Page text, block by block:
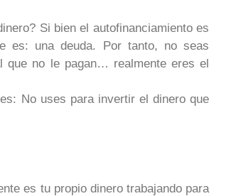
Si bien el autofinanciamiento es
es: una deuda. Por tanto, no seas
que no le pagan… realmente eres el
No uses para invertir el dinero que
es tu propio dinero trabajando para